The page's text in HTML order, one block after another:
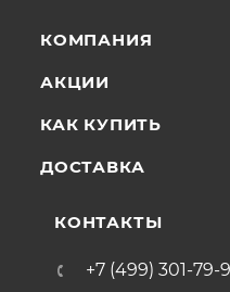
КОМПАНИЯ
АКЦИИ
КАК КУПИТЬ
ДОСТАВКА
КОНТАКТЫ
+7 (499) 301-79-